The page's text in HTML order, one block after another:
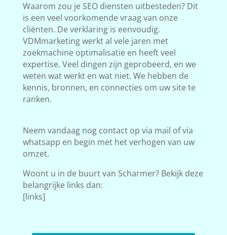
Waarom zou je SEO diensten uitbesteden? Dit
is een veel voorkomende vraag van onze
cliënten. De verklaring is eenvoudig.
VDMmarketing werkt al vele jaren met
zoekmachine optimalisatie en heeft veel
expertise. Veel dingen zijn geprobeerd, en we
weten wat werkt en wat niet. We hebben de
kennis, bronnen, en connecties om uw site te
ranken.
Neem vandaag nog contact op via mail of via
whatsapp en begin met het verhogen van uw
omzet.
Woont u in de buurt van Scharmer? Bekijk deze
belangrijke links dan:
[links]